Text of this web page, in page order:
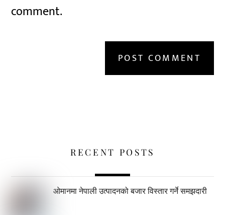
comment.
RECENT POSTS
ओमानमा नेपाली उत्पादनको बजार विस्तार गर्ने समझदारी